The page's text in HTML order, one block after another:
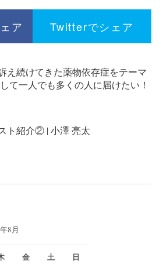
ア Twitterでシェア
え続けてきた薬物依存症をテーマ
て一人でも多くの人に届けたい！
ト紹介② | 小澤 亮太
8月
金 土 日